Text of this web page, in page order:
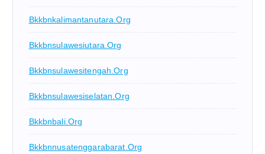
Bkkbnkalimantanutara.org
Bkkbnsulawesiutara.org
Bkkbnsulawesitengah.org
Bkkbnsulawesiselatan.org
Bkkbnbali.org
Bkkbnnusatenggarabarat.org